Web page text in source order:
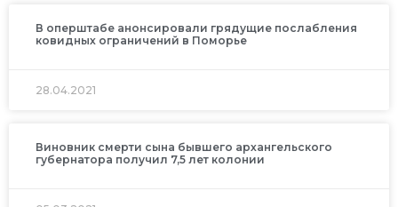
В оперштабе анонсировали грядущие послабления
ковидных ограничений в Поморье
28.04.2021
Виновник смерти сына бывшего архангельского
губернатора получил 7,5 лет колонии